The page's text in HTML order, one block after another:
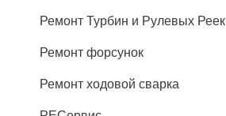
Ремонт Турбин и Рулевых Реек
Ремонт форсунок
Ремонт ходовой сварка